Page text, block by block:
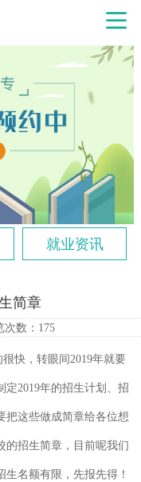
就业资讯
简章
次数： 175
快，转眼间2019年就要
2019年的招生计划、招
把这些做成简章给各位想
的招生简章，目前呢我们
名额有限，先报先得！